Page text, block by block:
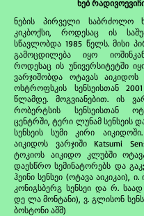
ნებ
ნების პირველი საბრძოლო
კიკბოქსი, როდესაც ის
სწავლობდა 1985 წელს. მისი
გამოცდილება იყო
როდესაც ის უნივერსიტეტში
ვარჯიშობდა ოტავას
ოსტროფსკის სენსეისთან
წლამდე. მოგვიანებით. ის
რობერტსის სენსეისთან
ცენტრში, ტერი ლუნამ სენსეის
სენსეის სუმი კირი
აიკიდოს ვარჯიში Katsumi
ტოკიოს აიკიდო კლუბში
დაესწრო სემინატორებს და
ჰეინი სენსეი (ოტავა აიკიკაი), ი.
კონიგსბერგ სენსეი და რ.
დე ლა მონტანი), ვ. გლისონ
ბოსტონი აშშ)